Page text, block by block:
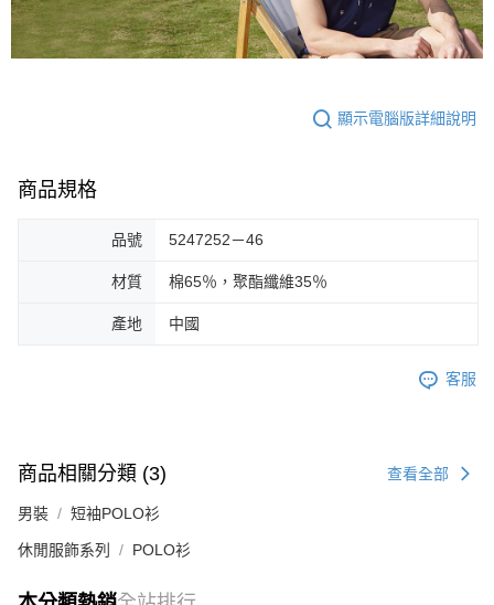
顯示電腦版詳細說明
商品規格
品號 5247252－46
材質 棉65％，聚酯纖維35％
產地 中國
客服
商品相關分類 (3) 查看全部
男裝 短袖POLO衫
休閒服飾系列 POLO衫